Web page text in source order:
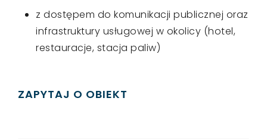
z dostępem do komunikacji publicznej oraz
infrastruktury usługowej w okolicy (hotel,
restauracje, stacja paliw)
ZAPYTAJ O OBIEKT